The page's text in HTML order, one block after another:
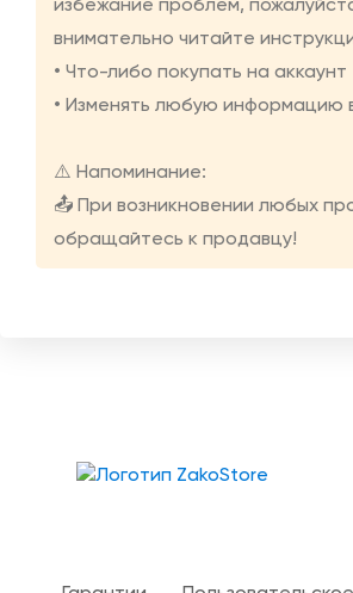
избежание проблем,
внимательно читайте
• Что-либо покупать на аккаунт
• Изменять любую информацию
⚠️ Напоминание:
📤 При возникновении любых
обращайтесь к продавцу!